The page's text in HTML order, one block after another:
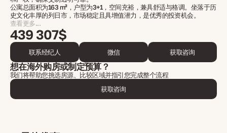
公寓总面积为163 m²，户型为3+1，空间充裕，兼具舒适与格调。坐落于历
史文化丰厚的列日市，市场稳定且具增值潜力，是优秀的投资机会。
查看更多...
439 307$
联系经纪人 微信 获取咨询
想在海外购房或制定预算？
我们将帮助您挑选房源、比较区域并指引您完成整个流程
获取咨询